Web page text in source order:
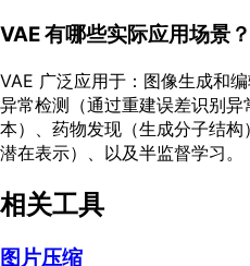
VAE 有哪些实际应用场景？
VAE 广泛应用于：图像生成和
异常检测（通过重建误差识别
本）、药物发现（生成分子结
潜在表示）、以及半监督学习。
相关工具
图片压缩